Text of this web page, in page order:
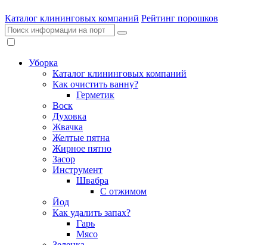
Каталог клининговых компаний Рейтинг порошков
Уборка
Каталог клининговых компаний
Как очистить ванну?
Герметик
Воск
Духовка
Жвачка
Желтые пятна
Жирное пятно
Засор
Инструмент
Швабра
С отжимом
Йод
Как удалить запах?
Гарь
Мясо